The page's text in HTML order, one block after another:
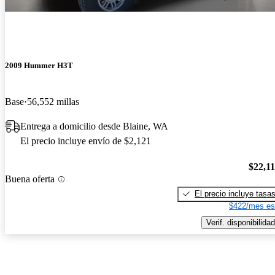
2009 Hummer H3T
Base 56,552 millas
Entrega a domicilio desde Blaine, WA
El precio incluye envío de $2,121
Buena oferta
El precio incluye tasas
$422/mes
Verif. disponibilidad